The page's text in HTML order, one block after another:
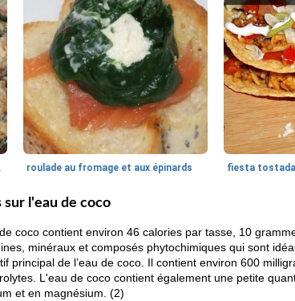
de Nif roulade au fromage et aux épinards fiesta
l'eau de coco
coco contient environ 46 calories par tasse, 10
minéraux et composés phytochimiques qui sont
principal de l’eau de coco. Il contient environ 600
L'eau de coco contient également une petite
et en magnésium. (2)